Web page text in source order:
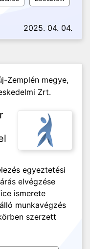
2025. 04. 04.
Zemplén megye,
Zrt.
egyeztetési
elvégzése
ismerete
munkavégzés
szerzett